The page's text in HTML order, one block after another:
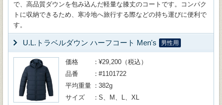
で、高品質ダウンを包み込んだ軽量な膝丈のコートです。コンパク
トに収納できるため、寒冷地へ旅行する際などの持ち運びに便利で
す。
U.L.トラベルダウン ハーフコート Men's 男性用
価格
¥29,200（税込）
品番
#1101722
平均重量
382g
サイズ
S、M、L、XL